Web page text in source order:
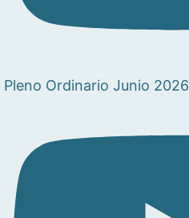
Pleno Ordinario Junio 2026